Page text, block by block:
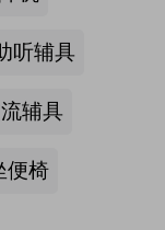
听辅具
辅具
便椅
2026-07-13
持续推进老年